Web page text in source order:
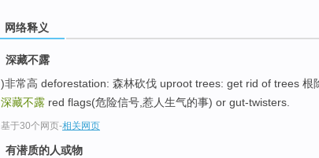
网络释义
深藏不露
)非常高 deforestation: 森林砍伐 uproot trees: get rid of trees 根
深藏不露 red flags(危险信号,惹人生气的事) or gut-twisters.
基于30个网页-相关网页
有潜质的人或物